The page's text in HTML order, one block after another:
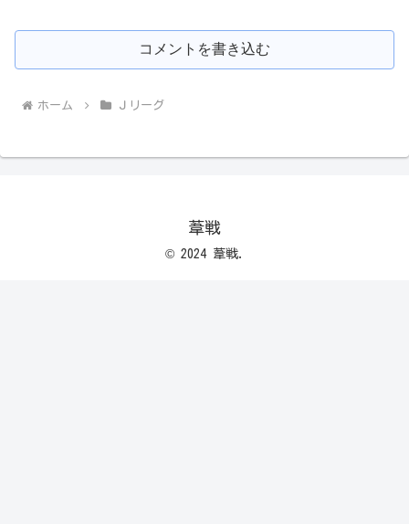
コメントを書き込む
ホーム Ｊリーグ
葦戦
© 2024 葦戦.